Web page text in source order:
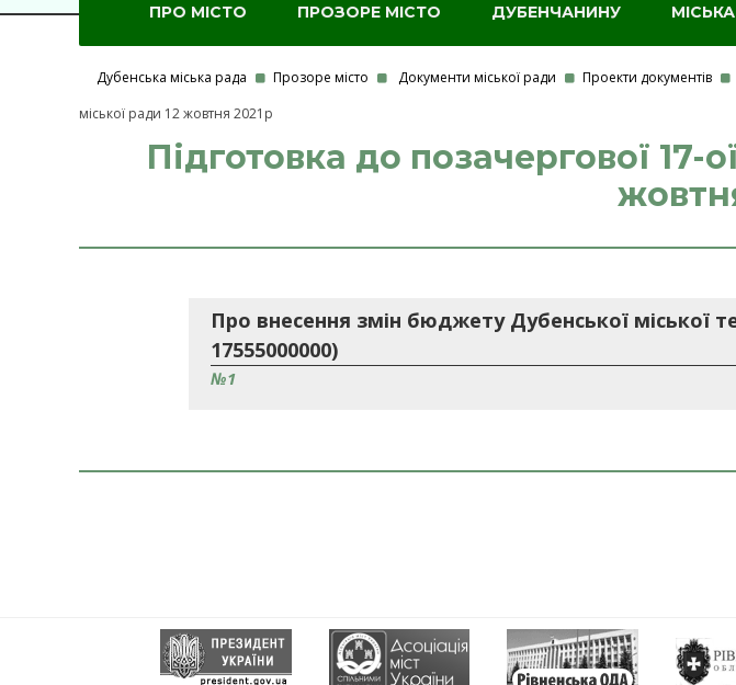
ПРО МІСТО ПРОЗОРЕ МІСТО ДУБЕНЧАНИНУ
Дубенська міська рада Прозоре місто Документи міської ради Проекти документів
міської ради 12 жовтня 2021р
Підготовка до позачергової 17-
Про внесення змін бюджету Дубенської міської
17555000000)
№1